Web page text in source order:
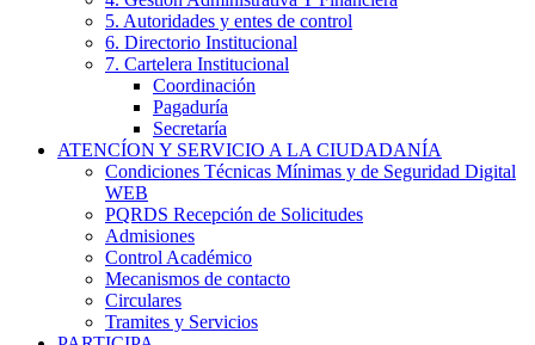
5. Autoridades y entes de control
6. Directorio Institucional
7. Cartelera Institucional
Coordinación
Pagaduría
Secretaría
ATENCÍON Y SERVICIO A LA CIUDADANÍA
Condiciones Técnicas Mínimas y de Seguridad Digital
WEB
PQRDS Recepción de Solicitudes
Admisiones
Control Académico
Mecanismos de contacto
Circulares
Tramites y Servicios